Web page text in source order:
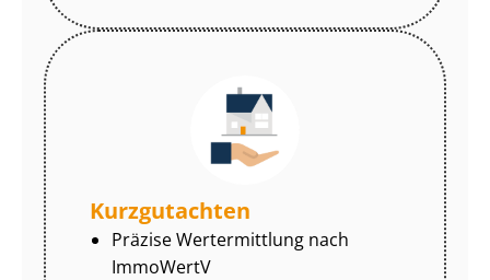
Kurzgutachten
Präzise Wertermittlung nach
ImmoWertV